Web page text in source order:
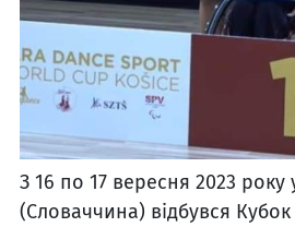
З 16 по 17 вересня 2023 року
(Словаччина) відбувся Кубок